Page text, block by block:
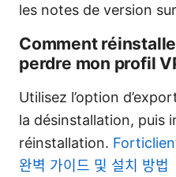
les notes de version
Comment
perdre mon profil
Utilisez l’option
la désinstallation, puis
réinstallation.
완벽 가이드 및 설치 방법